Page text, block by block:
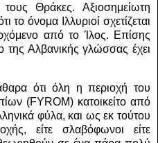
τους Θράκες. Αξιοσημείωτη
το όνομα Ιλλυριοί σχετίζεται
από το Ίλος. Επίσης
της Αλβανικής γλώσσας έχει
ότι όλη η περιοχή του
(FYROM) κατοικείτο από
φύλα, και ως εκ τούτου
είτε σλαβόφωνοι είτε